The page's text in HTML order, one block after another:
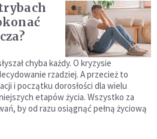
chyba każdy. O kryzysie
rzadziej. A przecież to
i początku dorosłości dla wielu
etapów życia. Wszystko za
by od razu osiągnąć pełną życiową